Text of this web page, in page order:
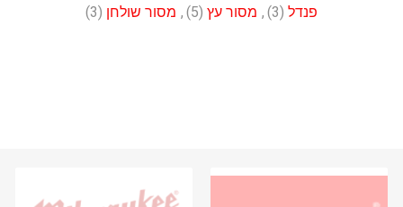
פנדל (3)
, מסור עץ (5)
, מסור שולחן (3)